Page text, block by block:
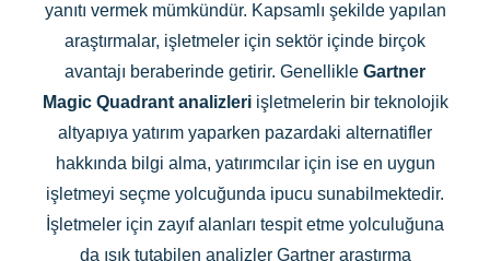
yanıtı vermek mümkündür. Kapsamlı şekilde yapılan
araştırmalar, işletmeler için sektör içinde birçok
avantajı beraberinde getirir. Genellikle Gartner
Magic Quadrant analizleri işletmelerin bir teknolojik
altyapıya yatırım yaparken pazardaki alternatifler
hakkında bilgi alma, yatırımcılar için ise en uygun
işletmeyi seçme yolcuğunda ipucu sunabilmektedir.
İşletmeler için zayıf alanları tespit etme yolculuğuna
da ışık tutabilen analizler Gartner araştırma